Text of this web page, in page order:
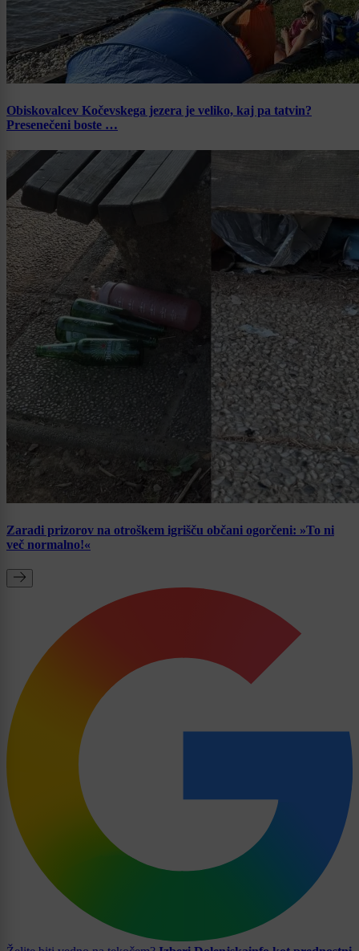
Obiskovalcev Kočevskega jezera je veliko, kaj pa tatvin?
Presenečeni boste …
Zaradi prizorov na otroškem igrišču občani ogorčeni: »To ni
več normalno!«